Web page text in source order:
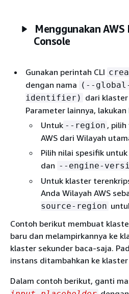
Menggunakan
Console
Gunakan perintah CLI
dengan nama (--
identifier) dari
Parameter lainnya,
Untuk --region , pilih
AWS dari Wilayah
Pilih nilai spesifik
dan --engine-
Untuk klaster
Anda Wilayah AWS
source-region
Contoh berikut membuat
baru dan melampirkannya ke
klaster sekunder baca-saja.
instans ditambahkan ke klaster
Dalam contoh berikut, ganti